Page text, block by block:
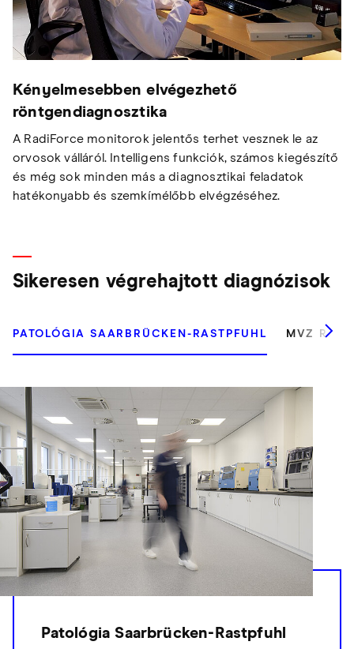
Kényelmesebben elvégezhető
röntgendiagnosztika
A RadiForce monitorok jelentős terhet vesznek le az
orvosok válláról. Intelligens funkciók, számos kiegészítő
és még sok minden más a diagnosztikai feladatok
hatékonyabb és szemkímélőbb elvégzéséhez.
Sikeresen végrehajtott diagnózisok
PATOLÓGIA SAARBRÜCKEN-RASTPFUHL MVZ
Patológia Saarbrücken-Rastpfuhl